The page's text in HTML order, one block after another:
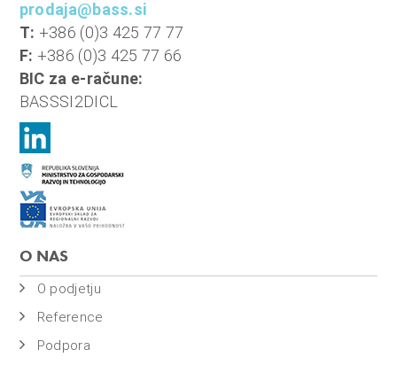
prodaja@bass.si
T: +386 (0)3 425 77 77
F: +386 (0)3 425 77 66
BIC za e-račune:
BASSSI2DICL
O NAS
O podjetju
Reference
Podpora